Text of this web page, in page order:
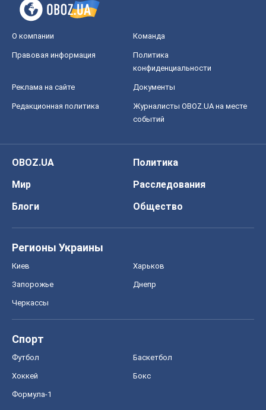
О компании Команда
Правовая информация
Политика
конфиденциальности
Реклама на сайте Документы
Редакционная политика
Журналисты OBOZ.UA на месте
событий
OBOZ.UA
Политика
Мир
Расследования
Блоги
Общество
Регионы Украины
Киев Харьков
Запорожье Днепр
Черкассы
Спорт
Футбол Баскетбол
Хоккей Бокс
Формула-1